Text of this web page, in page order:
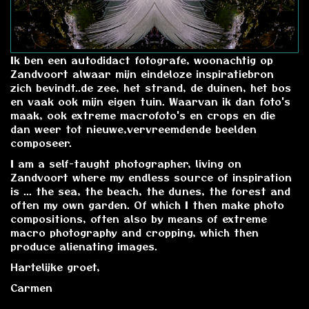
Ik ben een autodidact fotografe, woonachtig op
Zandvoort alwaar mijn eindeloze inspiratiebron
zich bevindt..de zee, het strand, de duinen, het bos
en vaak ook mijn eigen tuin. Waarvan ik dan foto's
maak, ook extreme macrofoto's en crops en die
dan weer tot nieuwe,vervreemdende beelden
composeer.
I am a self-taught photographer, living on
Zandvoort where my endless source of inspiration
is ... the sea, the beach, the dunes, the forest and
often my own garden. Of which I then make photo
compositions, often also by means of extreme
macro photography and cropping, which then
produce alienating images.
Hartelijke groet,
Carmen